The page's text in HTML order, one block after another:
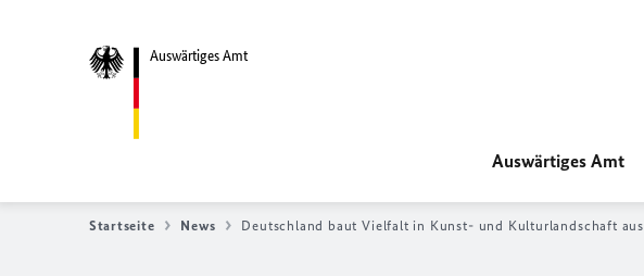
Auswärtiges Amt
Auswärtiges Amt
Startseite News Deutschland baut Vielfalt in Kunst- und Kulturlandschaft aus